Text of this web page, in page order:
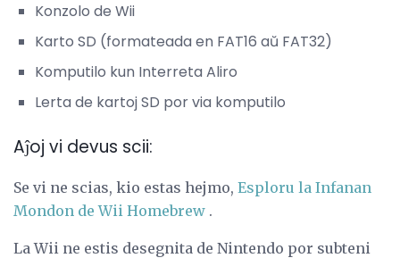
Konzolo de Wii
Karto SD (formateada en FAT16 aŭ FAT32)
Komputilo kun Interreta Aliro
Lerta de kartoj SD por via komputilo
Aĵoj vi devus scii:
Se vi ne scias, kio estas hejmo, Esploru la Infanan
Mondon de Wii Homebrew .
La Wii ne estis desegnita de Nintendo por subteni